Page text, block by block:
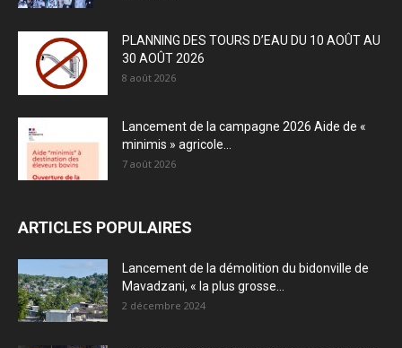
PLANNING DES TOURS D’EAU DU 10 AOÛT AU
30 AOÛT 2026
8 août 2026
Lancement de la campagne 2026 Aide de «
minimis » agricole...
7 août 2026
ARTICLES POPULAIRES
Lancement de la démolition du bidonville de
Mavadzani, « la plus grosse...
2 décembre 2024